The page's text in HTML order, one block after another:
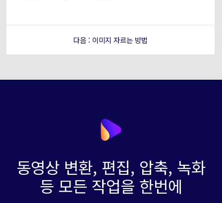
다음 : 이미지 자르는 방법
동영상 변환, 편집, 압축, 녹화
등 모든 작업을 한번에